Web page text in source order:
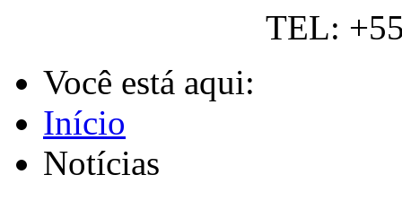
TEL:
Você está aqui:
Início
Notícias